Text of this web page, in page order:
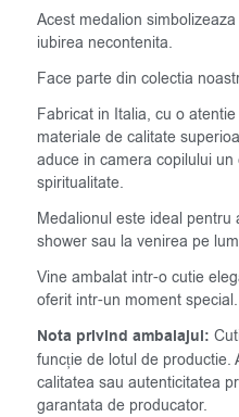
Acest medalion
iubirea necontenita.
Face parte din colectia
Fabricat in Italia, cu o
materiale de calitate
aduce in camera copilului
spiritualitate.
Medalionul este ideal
shower sau la venirea pe
Vine ambalat intr-o cutie
oferit intr-un moment special.
Nota privind ambalajul:
funcție de lotul de productie.
calitatea sau autenticitatea
garantata de producator.